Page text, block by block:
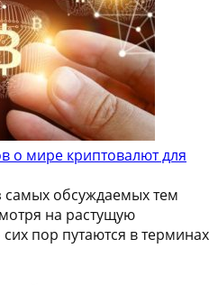
о мире криптовалют для
обсуждаемых тем
на растущую
пор путаются в терминах